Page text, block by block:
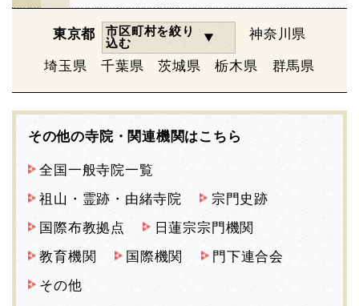
東京都
市区町村を絞り
込む
神奈川県
埼玉県 千葉県 茨城県 栃木県 群馬県
その他の寺院・関連機関はこちら
全国一般寺院一覧
祖山・霊跡・由緒寺院
宗門史跡
国際布教拠点
日蓮宗宗門機関
教育機関
国際機関
門下連合会
その他